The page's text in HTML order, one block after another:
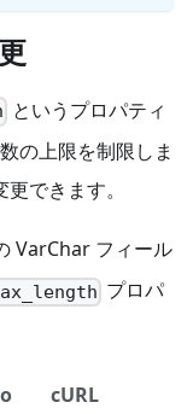
というプロパティ
の上限を制限しま
できます。
VarChar フィール
プロパ
cURL